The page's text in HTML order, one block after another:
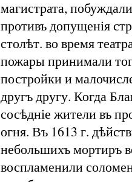
магистрата,
противъ допущенія
столѣт. во время
пожары принимали
постройки и
другъ другу. Когда
сосѣдніе жители въ
огня. Въ 1613 г.
небольшихъ мортиръ
воспламенили